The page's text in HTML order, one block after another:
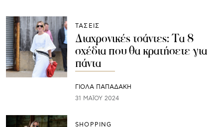
ΤΑΣΕΙΣ
Διαχρονικές τσάντες: Τα 8
σχέδια που θα κρατήσετε για
πάντα
ΓΙΌΛΑ ΠΑΠΑΔΆΚΗ
31 ΜΑΪ́ΟΥ 2024
SHOPPING